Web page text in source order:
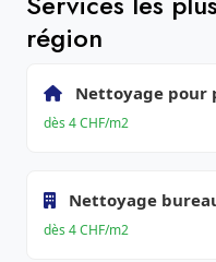
région
Nettoyage pour
dès 4 CHF/m2
Nettoyage
dès 4 CHF/m2